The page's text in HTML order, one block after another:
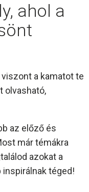
ahol a
a kamatot te
olvasható,
az előző és
már témákra
azokat a
inspirálnak téged!